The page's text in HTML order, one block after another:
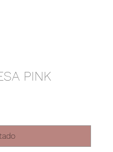
PINK